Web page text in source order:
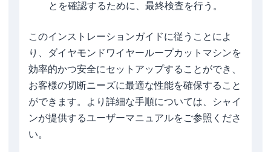
とを確認するために、最終検査を行う。
このインストレーションガイドに従うことによ
り、ダイヤモンドワイヤーループカットマシンを
効率的かつ安全にセットアップすることができ、
お客様の切断ニーズに最適な性能を確保すること
ができます。より詳細な手順については、シャイ
ンが提供するユーザーマニュアルをご参照くださ
い。